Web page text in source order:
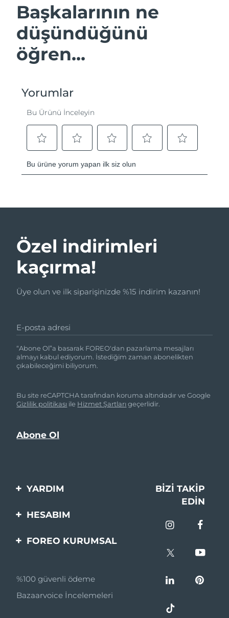
Başkalarının ne
düşündüğünü
öğren...
Özel indirimleri
kaçırma!
Üye olun ve ilk siparişinizde %15 indirim kazanın!
E-posta adresi
“Abone Ol”a basarak FOREO'dan pazarlama mesajları
almayı kabul ediyorum. İstediğim zaman abonelikten
çıkabileceğimi biliyorum.
Bu site reCAPTCHA tarafından koruma altındadır ve Google
Gizlilik politikası ile Hizmet Şartlarıgeçerlidir.
YARDIM
Bi̇zi̇mle İleti̇şi̇me Geçi̇n
BIZI TAKIP
EDIN
HESABIM
Ürün Kaydı
FOREO KURUMSAL
Ortaklik Programi
Ortaklık haberleri
%100 güvenli ödeme
Bazaarvoice İncelemeleri